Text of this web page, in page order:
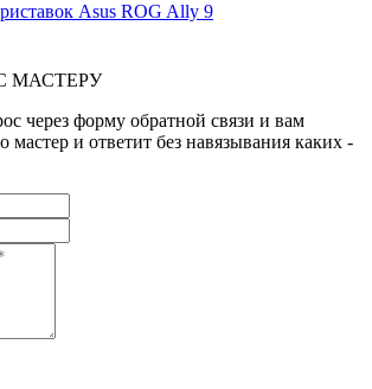
Asus ROG Ally 9
МАСТЕРУ
через форму обратной связи и вам
мастер и ответит без навязывания каких -